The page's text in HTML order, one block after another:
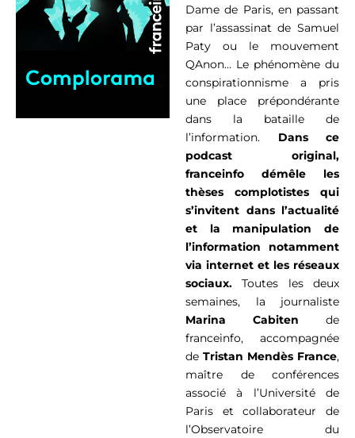
Dame de Paris, en passant
par l’assassinat de Samuel
Paty ou le mouvement
QAnon… Le phénomène du
conspirationnisme a pris
une place prépondérante
dans la bataille de
l’information. Dans ce
podcast original,
franceinfo démêle les
thèses complotistes qui
s’invitent dans l’actualité
et la manipulation de
l’information notamment
via internet et les réseaux
sociaux. Toutes les deux
semaines, la journaliste
Marina Cabiten de
franceinfo, accompagnée
de Tristan Mendès France,
maître de conférences
associé à l’Université de
Paris et collaborateur de
l’Observatoire du